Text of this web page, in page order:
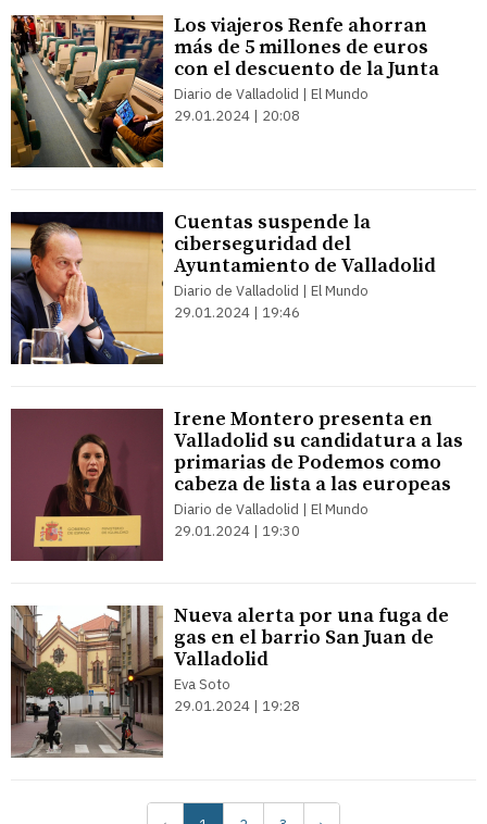
Los viajeros Renfe ahorran
más de 5 millones de euros
con el descuento de la Junta
Diario de Valladolid | El Mundo
29.01.2024 | 20:08
Cuentas suspende la
ciberseguridad del
Ayuntamiento de Valladolid
Diario de Valladolid | El Mundo
29.01.2024 | 19:46
Irene Montero presenta en
Valladolid su candidatura a las
primarias de Podemos como
cabeza de lista a las europeas
Diario de Valladolid | El Mundo
29.01.2024 | 19:30
Nueva alerta por una fuga de
gas en el barrio San Juan de
Valladolid
Eva Soto
29.01.2024 | 19:28